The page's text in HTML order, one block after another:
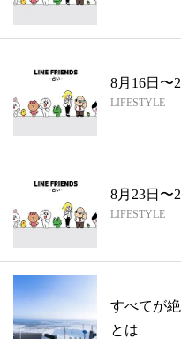
8月16日〜
LIFESTYLE
8月23日〜
LIFESTYLE
すべてが
とは